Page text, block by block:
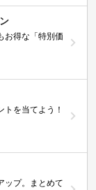
お得な「特別価
を当てよう！
ップ。まとめて